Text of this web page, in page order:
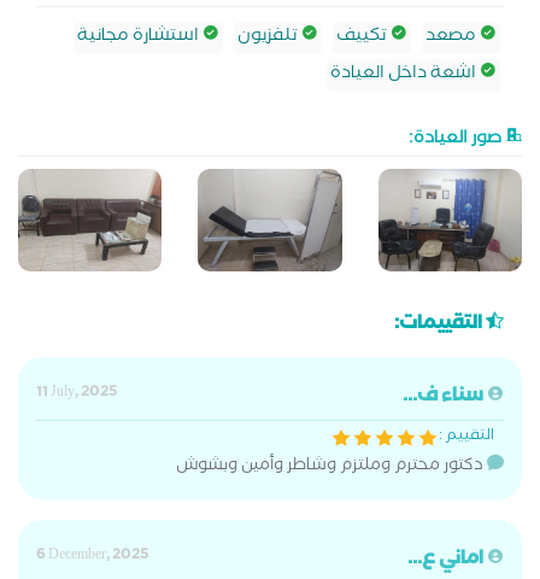
مصعد
تكييف تلفزيون
استشارة مجانية
اشعة داخل العيادة
صور العيادة:
التقييمات:
سناء ف...
11 July, 2025
التقييم :
دكتور محترم وملتزم وشاطر وأمين وبشوش
اماني ع...
6 December, 2025